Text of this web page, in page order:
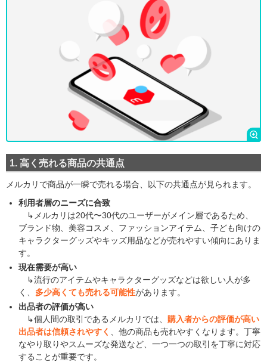
1. 高く売れる商品の共通点
メルカリで商品が一瞬で売れる場合、以下の共通点が見られます。
利用者層のニーズに合致
↳メルカリは20代〜30代のユーザーがメイン層であるため、
ブランド物、美容コスメ、ファッションアイテム、子ども向けの
キャラクターグッズやキッズ用品などが売れやすい傾向にありま
す。
現在需要が高い
↳流行のアイテムやキャラクターグッズなどは欲しい人が多
く、 多少高くても売れる可能性があります。
出品者の評価が高い
↳個人間の取引であるメルカリでは、
購入者からの評価が高い
出品者は信頼されやすく
、他の商品も売れやすくなります。丁寧
なやり取りやスムーズな発送など、一つ一つの取引を丁寧に対応
することが重要です。